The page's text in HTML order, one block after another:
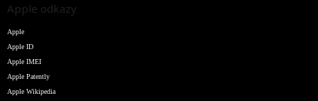
Apple odkazy
Apple
Apple ID
Apple IMEI
Apple Patently
Apple Wikipedia